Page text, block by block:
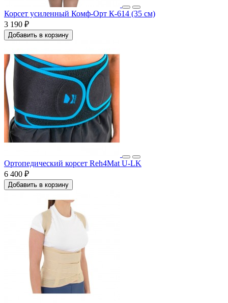
Корсет усиленный Комф-Орт К-614 (35 см)
3 190 ₽
Добавить в корзину
Ортопедический корсет Reh4Mat U-LK
6 400 ₽
Добавить в корзину